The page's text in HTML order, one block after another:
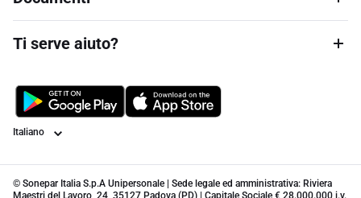
Ti serve aiuto?
Lingua
© Sonepar Italia S.p.A Unipersonale | Sede legale ed amministrativa: Riviera
Maestri del Lavoro, 24, 35127 Padova (PD) | Capitale Sociale € 28.000.000 i.v.